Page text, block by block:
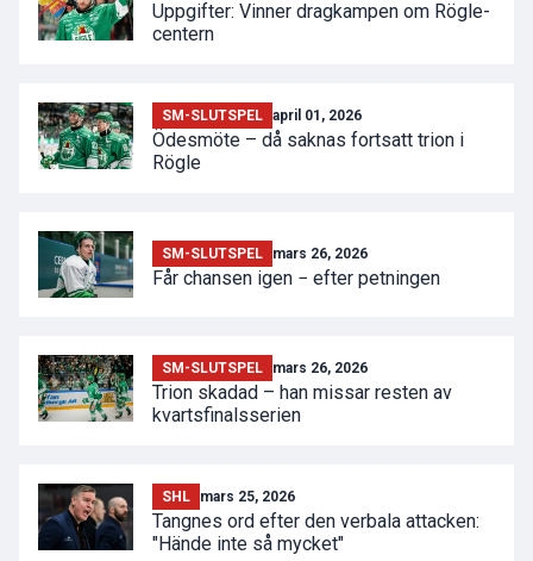
Uppgifter: Vinner dragkampen om Rögle-
centern
SM-SLUTSPEL april 01, 2026
Ödesmöte – då saknas fortsatt trion i
Rögle
SM-SLUTSPEL mars 26, 2026
Får chansen igen − efter petningen
SM-SLUTSPEL mars 26, 2026
Trion skadad – han missar resten av
kvartsfinalsserien
SHL mars 25, 2026
Tangnes ord efter den verbala attacken:
"Hände inte så mycket"